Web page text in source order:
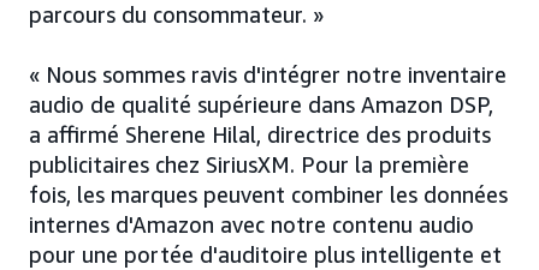
parcours du consommateur. »
« Nous sommes ravis d'intégrer notre inventaire
audio de qualité supérieure dans Amazon DSP,
a affirmé Sherene Hilal, directrice des produits
publicitaires chez SiriusXM. Pour la première
fois, les marques peuvent combiner les données
internes d'Amazon avec notre contenu audio
pour une portée d'auditoire plus intelligente et